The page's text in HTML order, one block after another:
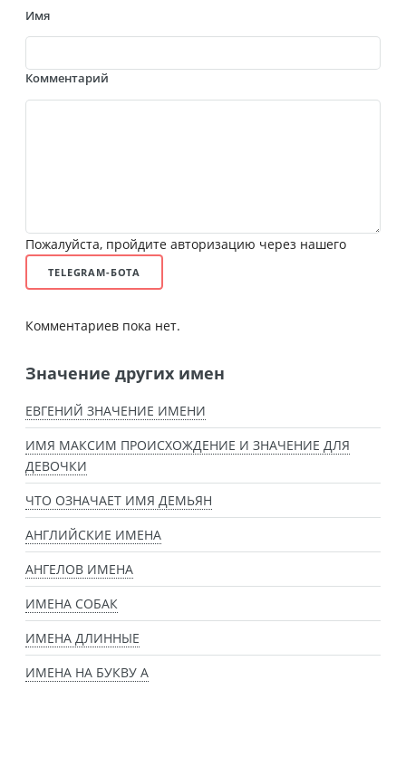
Имя
Комментарий
Пожалуйста, пройдите авторизацию через нашего
TELEGRAM-БОТА
Комментариев пока нет.
Значение других имен
ЕВГЕНИЙ ЗНАЧЕНИЕ ИМЕНИ
ИМЯ МАКСИМ ПРОИСХОЖДЕНИЕ И ЗНАЧЕНИЕ ДЛЯ
ДЕВОЧКИ
ЧТО ОЗНАЧАЕТ ИМЯ ДЕМЬЯН
АНГЛИЙСКИЕ ИМЕНА
АНГЕЛОВ ИМЕНА
ИМЕНА СОБАК
ИМЕНА ДЛИННЫЕ
ИМЕНА НА БУКВУ А